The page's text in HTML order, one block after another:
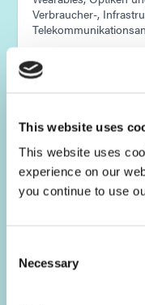
This website uses
This website uses
experience on our
you continue to use
Selection
Necessary
Verbraucher-,